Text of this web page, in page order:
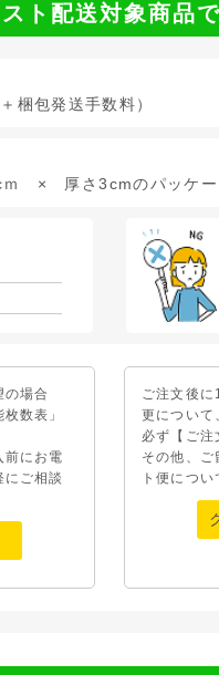
ト配送対象商品で
梱包発送手数料）
× 厚さ3cmのパッケージ
場合
数表」
前にお電
ご相談
ご注文後
更について
必ず【ご注
その他、ご
ト便につい